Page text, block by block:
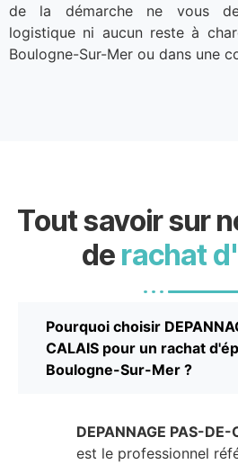
de la démarche ne vous
logistique ni aucun reste à
Boulogne-Sur-Mer ou dans une
Tout savoir sur
de rachat
Pourquoi choisir
CALAIS pour un rachat
Boulogne-Sur-Mer ?
DEPANNAGE PAS-DE-
est le professionnel